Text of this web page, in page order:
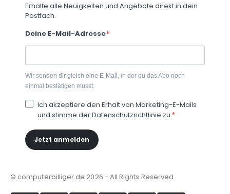
Erhalte alle Neuigkeiten und Angebote direkt in dein
Postfach.
Deine E-Mail-Adresse
Wir senden dir gleich eine E-Mail, in der du das Abo noch
einmal bestätigen musst.
Ich akzeptiere den Erhalt von Marketing-E-Mails
und stimme der Datenschutzrichtlinie zu.
Jetzt anmelden
© computerbilliger.de 2026 - All Rights Reserved